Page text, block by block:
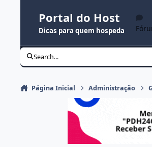
Portal do Host
Dicas para quem hospeda
Search...
Página Inicial Administração